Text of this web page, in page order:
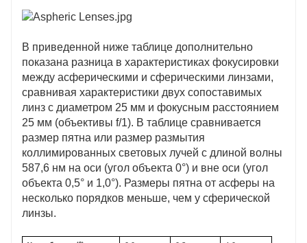
формованных асфер для использования с
квантово-каскадными лазерами MWIR до
Доступны диаметры от 5,5 до 50,8 мм.
Доступны гибридные конструкции для повышения
производительности широкополосного доступа
Возможны различные варианты покрытия
В приведенной ниже таблице дополнительно
показана разница в характеристиках фокусировки
между асферическими и сферическими линзами,
сравнивая характеристики двух сопоставимых
линз с диаметром 25 мм и фокусным расстоянием
25 мм (объективы f/1). В таблице сравнивается
размер пятна или размер размытия
коллимированных световых лучей с длиной волны
587,6 нм на оси (угол объекта 0°) и вне оси (угол
объекта 0,5° и 1,0°). Размеры пятна от асферы на
несколько порядков меньше, чем у сферической
линзы.